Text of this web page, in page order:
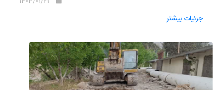
جزئیات بیشتر